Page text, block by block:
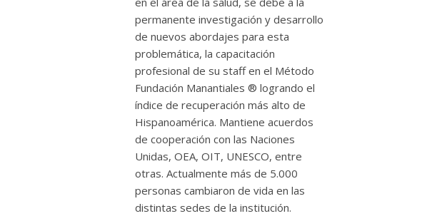
permanente investigación y desarrollo
de nuevos abordajes para esta
problemática, la capacitación
profesional de su staff en el Método
Fundación Manantiales ® logrando el
índice de recuperación más alto de
Hispanoamérica. Mantiene acuerdos
de cooperación con las Naciones
Unidas, OEA, OIT, UNESCO, entre
otras. Actualmente más de 5.000
personas cambiaron de vida en las
distintas sedes de la institución.